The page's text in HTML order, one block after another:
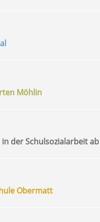
Möhlin
der Schulsozialarbeit
Obermatt